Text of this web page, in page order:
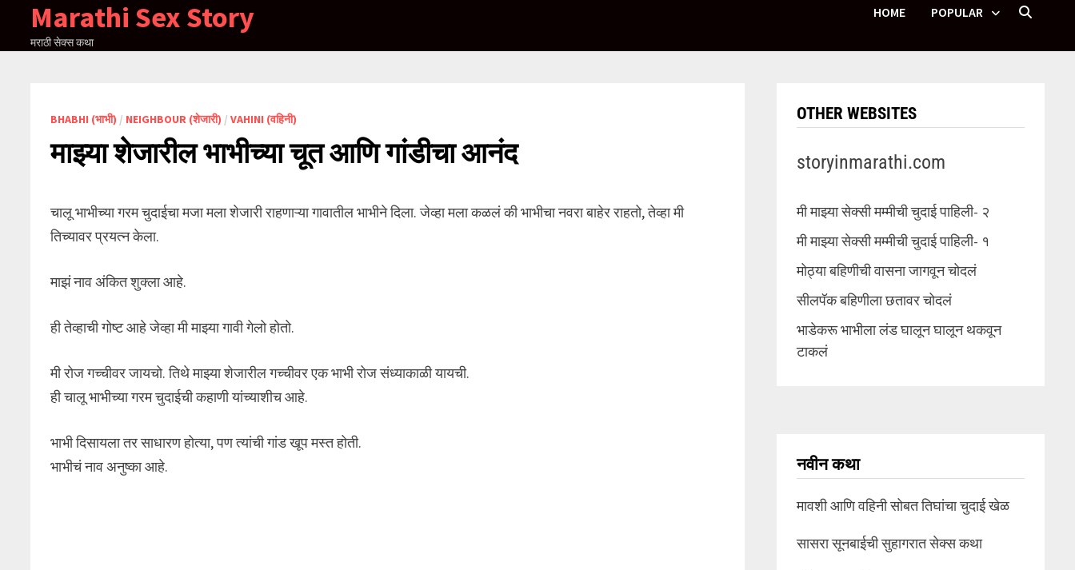
content
Marathi Sex Story
मराठी सेक्स कथा
HOME POPULAR
BHABHI (भाभी) / NEIGHBOUR (शेजारी) /VAHINI (वहिनी)
माझ्या शेजारील भाभीच्या चूत आणि गांडीचा आनंद
चालू भाभीच्या गरम चुदाईचा मजा मला शेजारी राहणाऱ्या गावातील भाभीने दिला. जेव्हा मला कळलं की भाभीचा नवरा बाहेर राहतो, तेव्हा मी
तिच्यावर प्रयत्न केला.
माझं नाव अंकित शुक्ला आहे.
ही तेव्हाची गोष्ट आहे जेव्हा मी माझ्या गावी गेलो होतो.
मी रोज गच्चीवर जायचो. तिथे माझ्या शेजारील गच्चीवर एक भाभी रोज संध्याकाळी यायची.
ही चालू भाभीच्या गरम चुदाईची कहाणी यांच्याशीच आहे.
भाभी दिसायला तर साधारण होत्या, पण त्यांची गांड खूप मस्त होती.
भाभीचं नाव अनुष्का आहे.
OTHER WEBSITES
storyinmarathi.com
मी माझ्या सेक्सी मम्मीची चुदाई पाहिली- २
मी माझ्या सेक्सी मम्मीची चुदाई पाहिली- १
मोठ्या बहिणीची वासना जागवून चोदलं
सीलपॅक बहिणीला छतावर चोदलं
भाडेकरू भाभीला लंड घालून घालून थकवून
टाकलं
नवीन कथा
मावशी आणि वहिनी सोबत तिघांचा चुदाई खेळ
सासरा सूनबाईची सुहागरात सेक्स कथा